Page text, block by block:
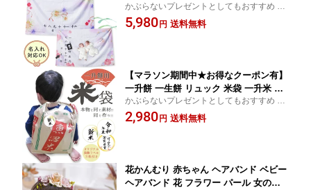
ォト グッズ 名入れ 出産祝い シーツ お
昼寝アート 月齢フォト ブランケット ハ
かぶらないプレゼントとしてもおすすめ 子
供の日 世界に一つの出産祝い 名入れ無料
送料無料 ハーフバースデー お食い初め 成
5,980 円 送料無料
【マラソン期間中★お得なクーポン有】
一升餅 一生餅 リュック 米袋 一升米 満1
歳 男の子 女の子 赤ちゃん ベビー 記念
日 可愛い オシャレ 珍しい 贈り物 プレ
かぶらないプレゼントとしてもおすすめ 珍
しい 米袋を使った一升餅リュック とっても
可愛い 写真映え おもちゃ収納 オリジナル
2,980 円 送料無料
花かんむり 赤ちゃん ヘアバンド ベビー
ヘアバンド 花 フラワー パール 女の子